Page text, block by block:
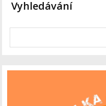
Vyhledávání